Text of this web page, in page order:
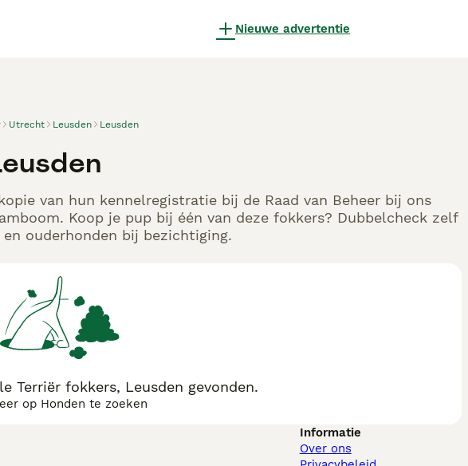
Nieuwe advertentie
Utrecht Leusden Leusden
van hun kennelregistratie bij de Raad van Beheer bij ons
Koop je pup bij één van deze fokkers? Dubbelcheck zelf
ouderhonden bij bezichtiging.
Terriër fokkers, Leusden gevonden.
op Honden te zoeken
Informatie
Over ons